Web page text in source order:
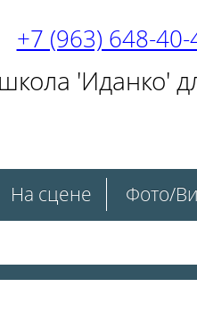
+7 (963) 648-
'Иданко'
На сцене Фото/